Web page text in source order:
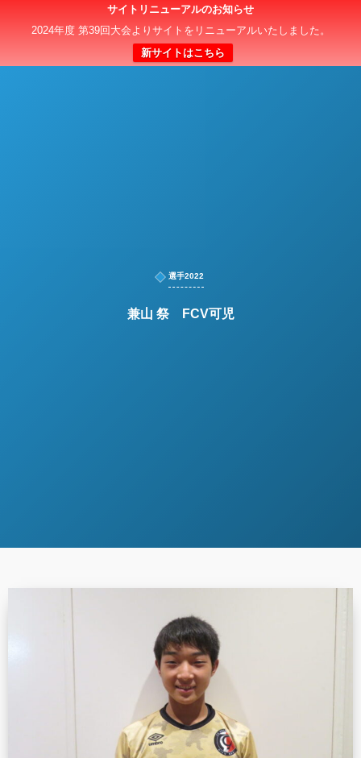
サイトリニューアルのお知らせ
2024年度 第39回大会よりサイトをリニューアルいたしました。
新サイトはこちら
日本クラブユースサッカー選手権（U-15）大会
選手2022
兼山 祭 FCV可児